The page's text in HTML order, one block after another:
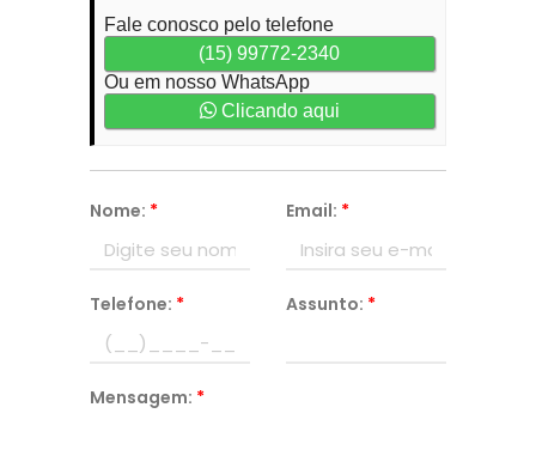
Fale conosco pelo telefone
(15) 99772-2340
Ou em nosso WhatsApp
Clicando aqui
Nome: * Email: *
Telefone: * Assunto: *
Mensagem: *